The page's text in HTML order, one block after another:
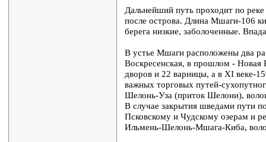
Дальнейший путь проходит по
после острова. Длина Мшаги-106
берега низкие, заболоченные.
В устье Мшаги расположены два
Воскресенская, в прошлом - Новая
дворов и 22 варницы, а в XI веке-
важных торговых путей-
Шелонь-Уза (приток Шелони),
В случае закрытия шведами пути
Псковскому и Чудскому озерам и
Ильмень-Шелонь-Мшага-Киба,